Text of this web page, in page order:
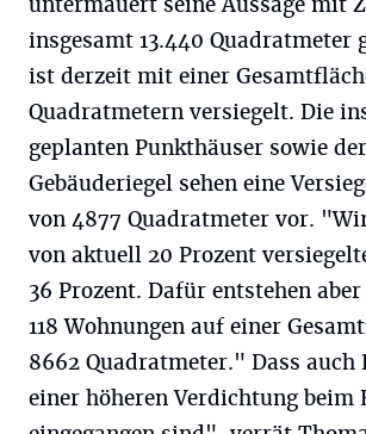
untermauert seine Aussage mit
insgesamt 13.440 Quadratmeter
ist derzeit mit einer
Quadratmetern versiegelt. Die
geplanten Punkthäuser sowie
Gebäuderiegel sehen eine
von 4877 Quadratmeter vor.
von aktuell 20 Prozent
36 Prozent. Dafür entstehen
118 Wohnungen auf einer
8662 Quadratmeter." Dass auch
einer höheren Verdichtung beim